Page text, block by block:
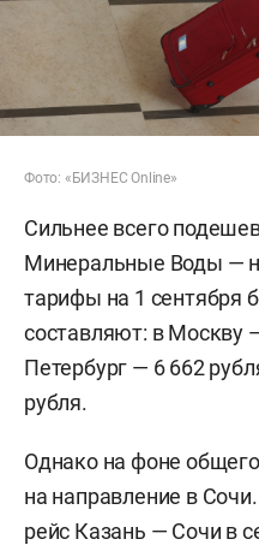
Фото: «БИЗНЕС Online»
Сильнее всего
Минеральные Воды —
тарифы на 1 сентября
составляют: в Москву
Петербург — 6 662
рубля.
Однако на фоне
на направление в
рейс Казань — Сочи в